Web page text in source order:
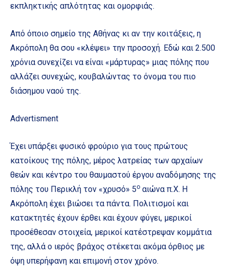
εκπληκτικής απλότητας και ομορφιάς.
Από όποιο σημείο της Αθήνας κι αν την κοιτάξεις, η
Ακρόπολη θα σου «κλέψει» την προσοχή. Εδώ και 2.500
χρόνια συνεχίζει να είναι «μάρτυρας» μιας πόλης που
αλλάζει συνεχώς, κουβαλώντας το όνομα του πιο
διάσημου ναού της.
Advertisment
Έχει υπάρξει φυσικό φρούριο για τους πρώτους
κατοίκους της πόλης, μέρος λατρείας των αρχαίων
θεών και κέντρο του θαυμαστού έργου αναδόμησης της
πόλης του Περικλή τον «χρυσό» 5ο αιώνα π.Χ. Η
Ακρόπολη έχει βιώσει τα πάντα. Πολιτισμοί και
κατακτητές έχουν έρθει και έχουν φύγει, μερικοί
προσέθεσαν στοιχεία, μερικοί κατέστρεψαν κομμάτια
της, αλλά ο ιερός βράχος στέκεται ακόμα όρθιος με
όψη υπερήφανη και επιμονή στον χρόνο.